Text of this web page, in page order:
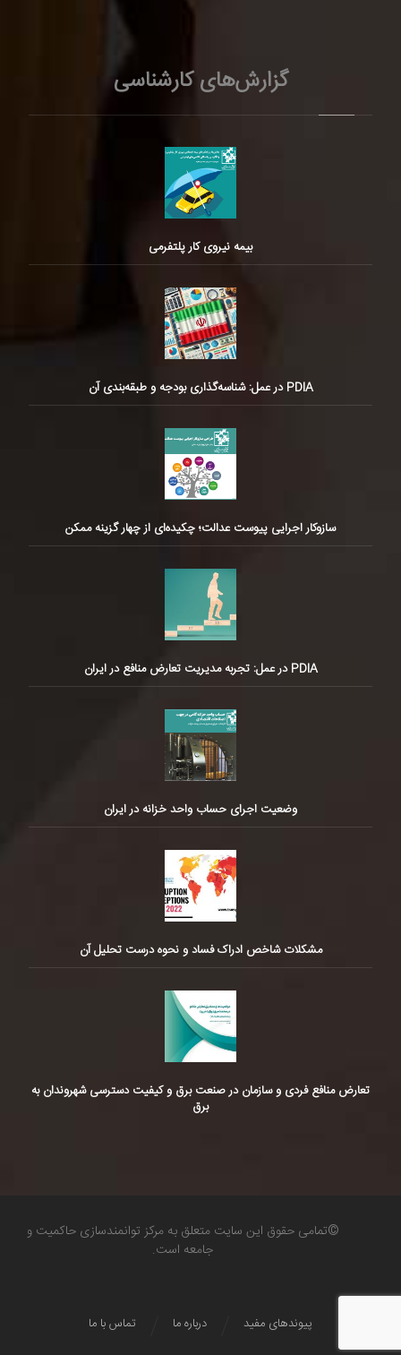
گزارش‌های کارشناسی
بیمه نیروی کار پلتفرمی
PDIA در عمل: شناسه‌گذاری بودجه و طبقه‌بندی آن
سازوکار اجرایی پیوست عدالت؛ چکیده‌ای از چهار گزینه ممکن
PDIA در عمل: تجربه مدیریت تعارض منافع در ایران
وضعیت اجرای حساب واحد خزانه در ایران
مشکلات شاخص ادراک فساد و نحوه درست تحلیل آن
تعارض منافع فردی و سازمان در صنعت برق و کیفیت دسترسی شهروندان به
برق
©تمامی حقوق این سایت متعلق به مرکز توانمندسازی حاکمیت و
جامعه است.
تماس با ما درباره ما پیوندهای مفید